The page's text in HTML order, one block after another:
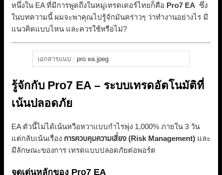
หนึ่งใน EA ที่มีการพูดถึงในหมู่เทรดเดอร์ไทยก็คือ Pro7 EA ซึ่ง
ในบทความนี้ ผมจะพาคุณไปรู้จักมันคร่าวๆ ว่าทำงานอย่างไร มี
แนวคิดแบบไหน และควรใช้หรือไม่?
เอกสารแนบ : pro ea.jpeg
รู้จักกับ Pro7 EA – ระบบเทรดอัตโนมัติที่
เน้นปลอดภัย
EA ตัวนี้ไม่ได้เน้นหวือหวาแบบกำไรพุ่ง 1,000% ภายใน 3 วัน
แต่กลับเน้นเรื่อง การควบคุมความเสี่ยง (Risk Management) และ
มีลักษณะของการ เทรดแบบปลอดภัยต่อพอร์ต
จุดเด่นหลักของ Pro7 EA